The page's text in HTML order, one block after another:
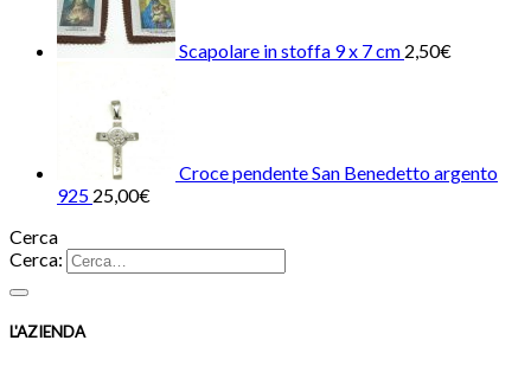
Scapolare in stoffa 9 x 7 cm 2,50€
Croce pendente San Benedetto argento
925 25,00€
Cerca
Cerca:
L'AZIENDA